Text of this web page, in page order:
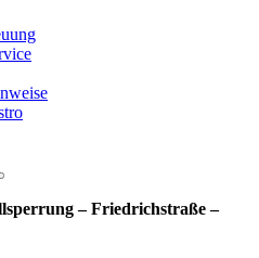
– Friedrichstraße –